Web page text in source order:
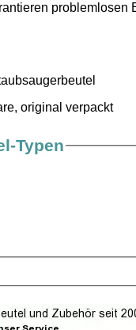
problemlosen
original verpackt
Typen